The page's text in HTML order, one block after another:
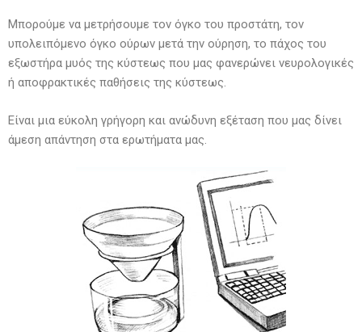
Μπορούμε να μετρήσουμε τον όγκο του προστάτη, τον
υπολειπόμενο όγκο ούρων μετά την ούρηση, το πάχος του
εξωστήρα μυός της κύστεως που μας φανερώνει νευρολογικές
ή αποφρακτικές παθήσεις της κύστεως.
Είναι μια εύκολη γρήγορη και ανώδυνη εξέταση που μας δίνει
άμεση απάντηση στα ερωτήματα μας.